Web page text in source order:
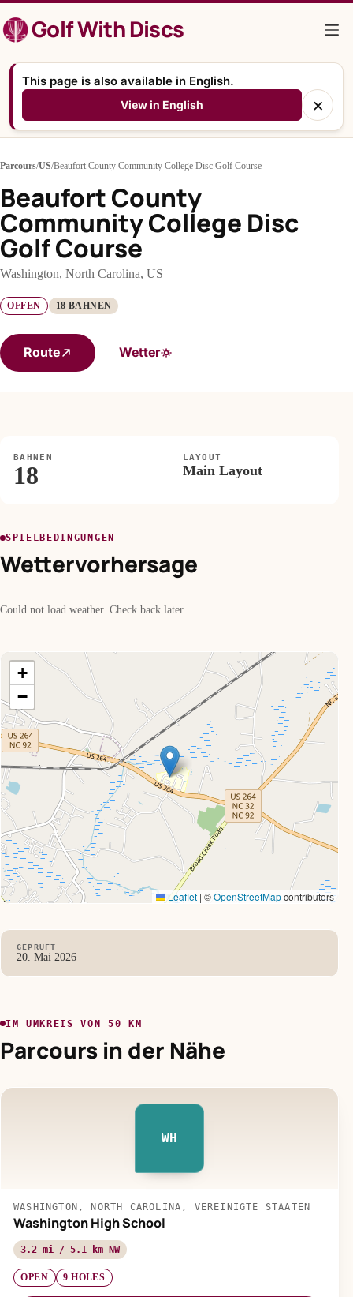
Inhalt
springenGolf With Discs
This page is also available in English.
View in English ×
Parcours/US/Beaufort County Community College Disc Golf Course
Beaufort County
Community College Disc
Golf Course
Washington, North Carolina, US
OFFEN 18 BAHNEN
Route Wetter
BAHNEN
18
LAYOUT
Main Layout
SPIELBEDINGUNGEN
Wettervorhersage
Could not load weather. Check back later.
+
−
Leaflet | ©OpenStreetMapcontributors
GEPRÜFT
20. Mai 2026
IM UMKREIS VON 50 KM
Parcours in der Nähe
WH
WASHINGTON, NORTH CAROLINA, VEREINIGTE STAATEN
Washington High School
3.2 mi / 5.1 km NW
OPEN 9 HOLES